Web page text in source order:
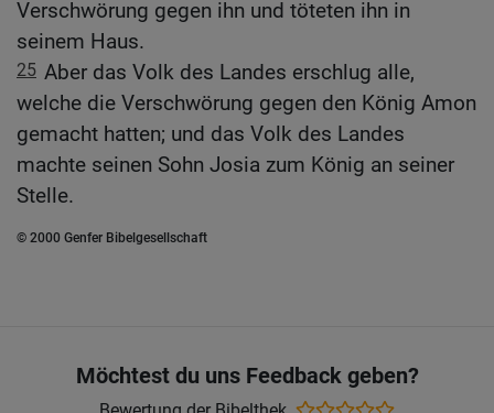
Verschwörung gegen ihn und töteten ihn in
seinem Haus.
25 Aber das Volk des Landes erschlug alle,
welche die Verschwörung gegen den König Amon
gemacht hatten; und das Volk des Landes
machte seinen Sohn Josia zum König an seiner
Stelle.
© 2000 Genfer Bibelgesellschaft
Möchtest du uns Feedback geben?